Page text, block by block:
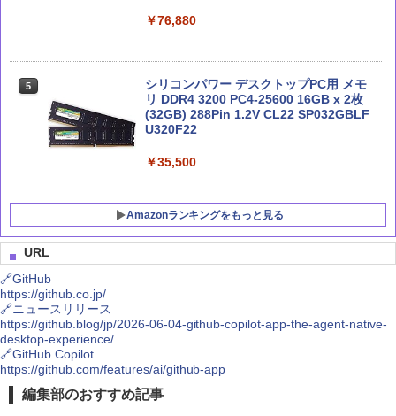
￥245,939
￥76,880
5
シリコンパワー デスクトップPC用 メモ
リ DDR4 3200 PC4-25600 16GB x 2枚
(32GB) 288Pin 1.2V CL22 SP032GBLF
U320F22
￥35,500
Amazonランキングをもっと見る
URL
🔗GitHub
https://github.co.jp/
🔗ニュースリリース
https://github.blog/jp/2026-06-04-github-copilot-app-the-agent-native-
desktop-experience/
🔗GitHub Copilot
https://github.com/features/ai/github-app
編集部のおすすめ記事